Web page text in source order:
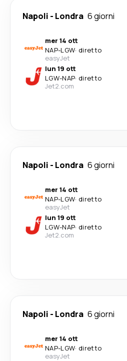
Napoli - Londra 6 giorni
mer 14 ott
NAP-LGW· diretto
easyJet
lun 19 ott
LGW-NAP· diretto
Jet2.com
Napoli - Londra 6 giorni
mer 14 ott
NAP-LGW· diretto
easyJet
lun 19 ott
LGW-NAP· diretto
Jet2.com
Napoli - Londra 6 giorni
mer 14 ott
NAP-LGW· diretto
easyJet